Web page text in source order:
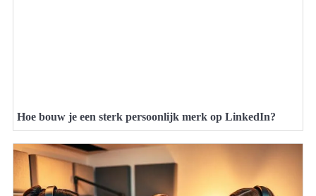
Hoe bouw je een sterk persoonlijk merk op LinkedIn?